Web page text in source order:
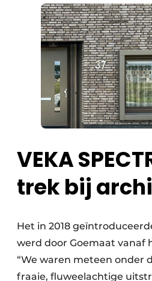
VEKA
trek bij
Het in 2018
werd door Goemaat vanaf
“We waren meteen onder
fraaie, fluweelachtige